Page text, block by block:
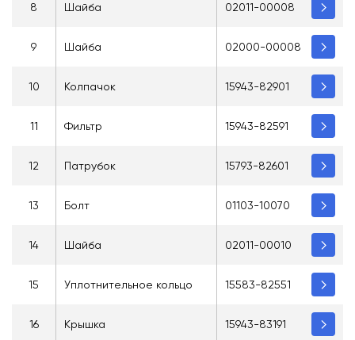
8 Шайба 02011-00008
9 Шайба 02000-00008
10 Колпачок 15943-82901
11 Фильтр 15943-82591
12 Патрубок 15793-82601
13 Болт 01103-10070
14 Шайба 02011-00010
15 Уплотнительное кольцо 15583-82551
16 Крышка 15943-83191